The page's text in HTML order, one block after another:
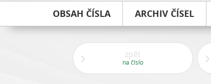
OBSAH ČÍSLA ARCHIV ČÍSEL
zpět
na číslo